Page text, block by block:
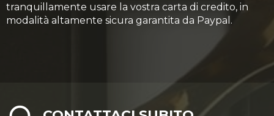
tranquillamente usare la vostra carta di credito, in
modalità altamente sicura garantita da Paypal.